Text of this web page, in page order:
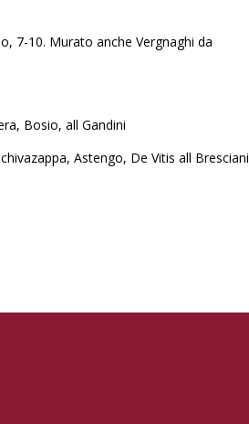
7-10. Murato anche Vergnaghi da
Bosio, all Gandini
Astengo, De Vitis all Bresciani